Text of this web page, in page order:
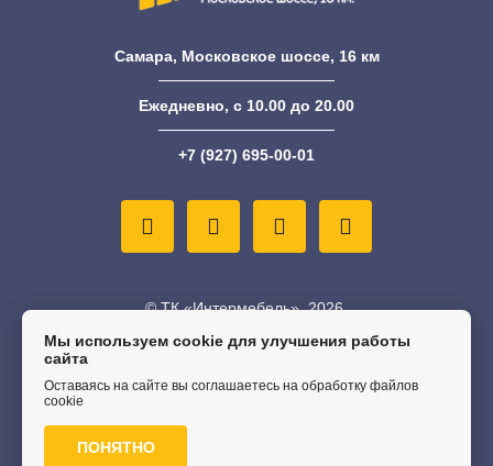
Самара, Московское шоссе, 16 км
Ежедневно, с 10.00 до 20.00
+7 (927) 695-00-01
© ТК «Интермебель», 2026.
Информация на сайте не является публичной офертой
Политика конфиденциальности
Мы используем cookie для улучшения работы
сайта
Оставаясь на сайте вы соглашаетесь на обработку файлов
cookie
ПОНЯТНО